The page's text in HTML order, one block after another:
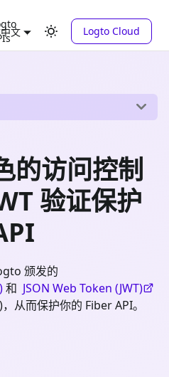
文 Logto Cloud
的访问控制
验证保护
颁发的
和 JSON Web Token (JWT)
从而保护你的 Fiber API。